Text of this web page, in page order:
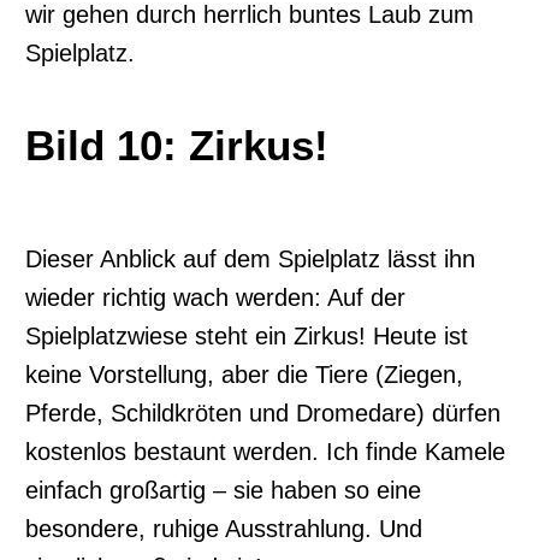
wir gehen durch herrlich buntes Laub zum
Spielplatz.
Bild 10: Zirkus!
Dieser Anblick auf dem Spielplatz lässt ihn
wieder richtig wach werden: Auf der
Spielplatzwiese steht ein Zirkus! Heute ist
keine Vorstellung, aber die Tiere (Ziegen,
Pferde, Schildkröten und Dromedare) dürfen
kostenlos bestaunt werden. Ich finde Kamele
einfach großartig – sie haben so eine
besondere, ruhige Ausstrahlung. Und